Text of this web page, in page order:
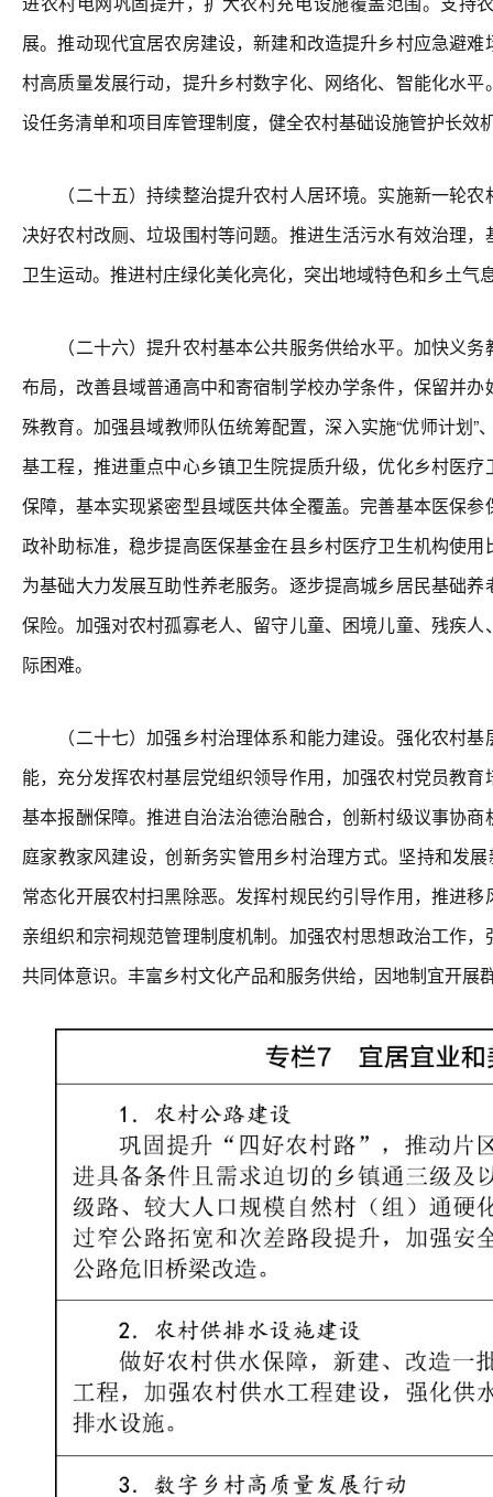
展。推动现代宜居农房建设，新建和改造提升乡村应急避
村高质量发展行动，提升乡村数字化、网络化、智能化水
设任务清单和项目库管理制度，健全农村基础设施管护长效
（二十五）持续整治提升农村人居环境。实施新一轮农
决好农村改厕、垃圾围村等问题。推进生活污水有效治理
卫生运动。推进村庄绿化美化亮化，突出地域特色和乡土
（二十六）提升农村基本公共服务供给水平。加快义务
布局，改善县域普通高中和寄宿制学校办学条件，保留并
殊教育。加强县域教师队伍统筹配置，深入实施“优师计划”
基工程，推进重点中心乡镇卫生院提质升级，优化乡村医
保障，基本实现紧密型县域医共体全覆盖。完善基本医保
政补助标准，稳步提高医保基金在县乡村医疗卫生机构使
为基础大力发展互助性养老服务。逐步提高城乡居民基础
保险。加强对农村孤寡老人、留守儿童、困境儿童、残疾
际困难。
（二十七）加强乡村治理体系和能力建设。强化农村基
能，充分发挥农村基层党组织领导作用，加强农村党员教
基本报酬保障。推进自治法治德治融合，创新村级议事协
庭家教家风建设，创新务实管用乡村治理方式。坚持和发
常态化开展农村扫黑除恶。发挥村规民约引导作用，推进
亲组织和宗祠规范管理制度机制。加强农村思想政治工作
共同体意识。丰富乡村文化产品和服务供给，因地制宜开展